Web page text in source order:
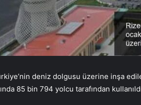
deniz dolgusu üzerine inşa
85 bin 794 yolcu tarafından